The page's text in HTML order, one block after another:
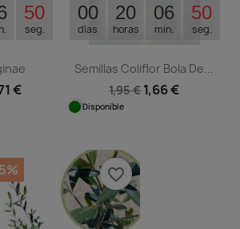
50
seg.
€
00
días
20
horas
06
min.
50
seg.
Semillas Coliflor Bola De...
1,95 €1,66 €
Disponible
favorite_border